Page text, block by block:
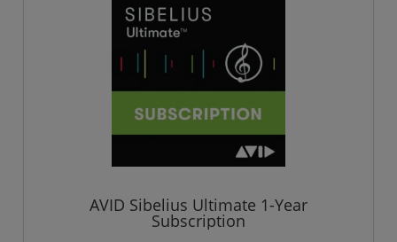
AVID Sibelius Ultimate 1-Year
Subscription